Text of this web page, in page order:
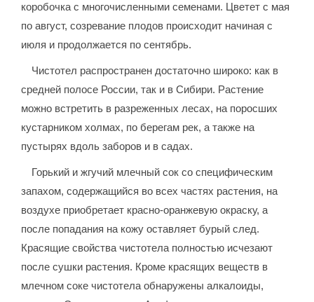
коробочка с многочисленными семенами. Цветет с мая
по август, созревание плодов происходит начиная с
июля и продолжается по сентябрь.
Чистотел распространен достаточно широко: как в
средней полосе России, так и в Сибири. Растение
можно встретить в разреженных лесах, на поросших
кустарником холмах, по берегам рек, а также на
пустырях вдоль заборов и в садах.
Горький и жгучий млечный сок со специфическим
запахом, содержащийся во всех частях растения, на
воздухе приобретает красно-оранжевую окраску, а
после попадания на кожу оставляет бурый след.
Красящие свойства чистотела полностью исчезают
после сушки растения. Кроме красящих веществ в
млечном соке чистотела обнаружены алкалоиды,